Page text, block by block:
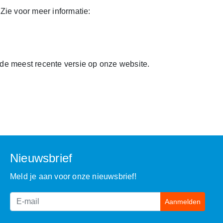
voor meer informatie:
meest recente versie op onze website.
Nieuwsbrief
Meld je aan voor onze nieuwsbrief!
Aanmelden